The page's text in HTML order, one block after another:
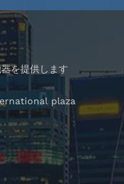
を提供します
plaza